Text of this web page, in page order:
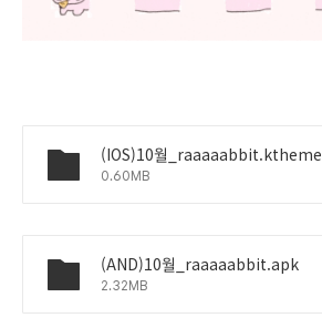
(IOS)10월_raaaaabbit.ktheme
0.60MB
(AND)10월_raaaaabbit.apk
2.32MB